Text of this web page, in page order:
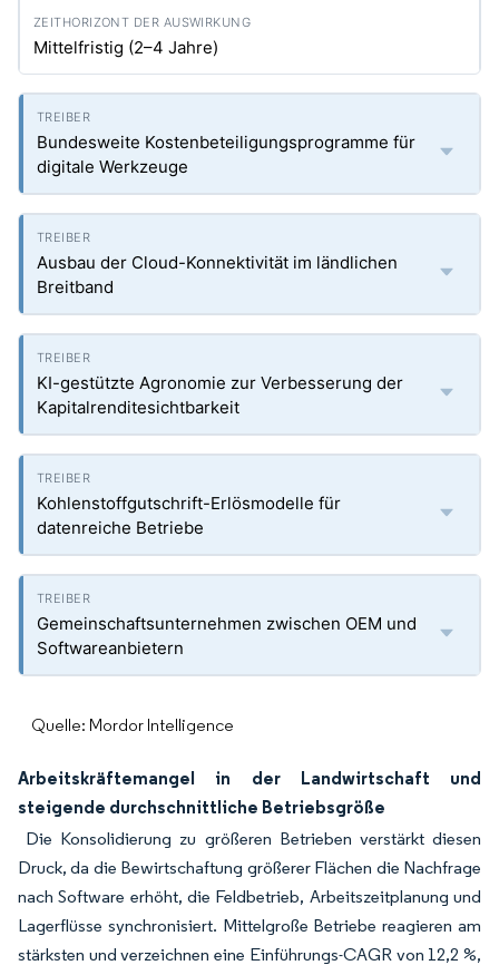
Mittelfristig (2–4 Jahre)
Bundesweite Kostenbeteiligungsprogramme für
digitale Werkzeuge
Ausbau der Cloud-Konnektivität im ländlichen
Breitband
KI-gestützte Agronomie zur Verbesserung der
Kapitalrenditesichtbarkeit
Kohlenstoffgutschrift-Erlösmodelle für
datenreiche Betriebe
Gemeinschaftsunternehmen zwischen OEM und
Softwareanbietern
Quelle: Mordor Intelligence
Arbeitskräftemangel in der Landwirtschaft und
steigende durchschnittliche Betriebsgröße
Die Konsolidierung zu größeren Betrieben verstärkt diesen
Druck, da die Bewirtschaftung größerer Flächen die Nachfrage
nach Software erhöht, die Feldbetrieb, Arbeitszeitplanung und
Lagerflüsse synchronisiert. Mittelgroße Betriebe reagieren am
stärksten und verzeichnen eine Einführungs-CAGR von 12,2 %,